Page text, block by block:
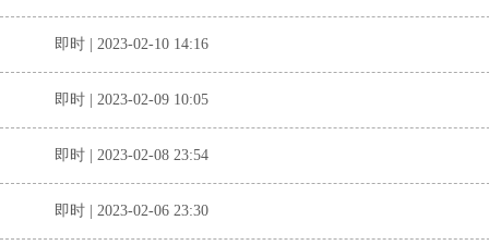
即时 | 2023-02-10 14:16
即时 | 2023-02-09 10:05
即时 | 2023-02-08 23:54
即时 | 2023-02-06 23:30